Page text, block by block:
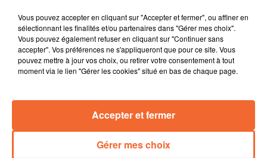
pour l’instant repéré sur le niortais, l’insecte pique à
tout moment de la journée.
En Chine Sébastien Michaud qualifié pour la finale de
saut en hauteur aux jeux mondiaux universitaires.
Quatre cyclistes deux-sévriens sont dans les Cotes
Vous pouvez accepter en cliquant sur "Accepter et fermer", ou affiner en
sélectionnant les finalités et/ou partenaires dans "Gérer mes choix".
Vous pouvez également refuser en cliquant sur "Continuer sans
accepter". Vos préférences ne s'appliqueront que pour ce site. Vous
pouvez mettre à jour vos choix, ou retirer votre consentement à tout
moment via le lien "Gérer les cookies" situé en bas de chaque page.
Gérer mes choix
Accepter et fermer